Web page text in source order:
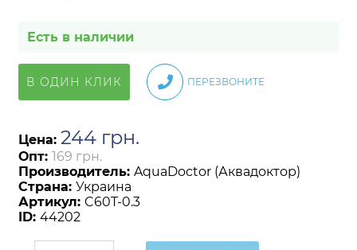
Есть в наличии
В ОДИН КЛИК ПЕРЕЗВОНИТЕ
Цена: 244 грн.
Опт: 169 грн.
Производитель: AquaDoctor (Аквадоктор)
Страна: Украина
Артикул: C60T-0.3
ID: 44202